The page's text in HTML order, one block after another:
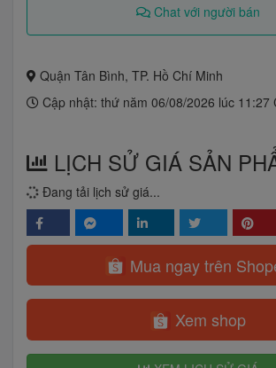
Chat với người bán
Quận Tân Bình, TP. Hồ Chí Minh
Cập nhật: thứ năm 06/08/2026 lúc 11:27
LỊCH SỬ GIÁ SẢN
Đang tải lịch sử giá...
Mua ngay trên
Xem shop